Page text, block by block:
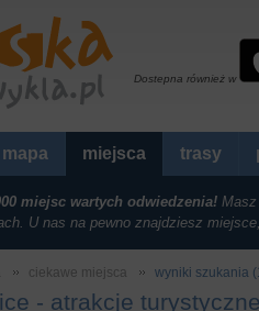
Dostepna również w
mapa miejsca trasy
miejsc wartych odwiedzenia! Masz
U nas na pewno znajdziesz
ciekawe miejsca wyniki szukania
- atrakcje turystyczne